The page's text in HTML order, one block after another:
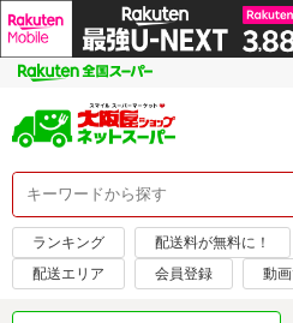
ランキング 配送料が無料に！
配送エリア
会員登録 動